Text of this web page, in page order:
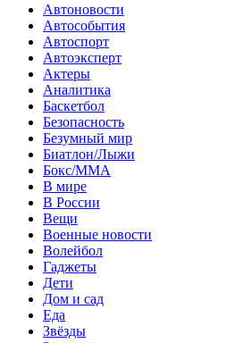
Автоновости
Автособытия
Автоспорт
Автоэксперт
Актеры
Аналитика
Баскетбол
Безопасность
Безумный мир
Биатлон/Лыжи
Бокс/MMA
В мире
В России
Вещи
Военные новости
Волейбол
Гаджеты
Дети
Дом и сад
Еда
Звёзды